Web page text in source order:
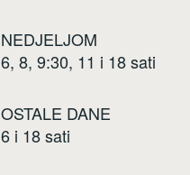
NEDJELJOM
6, 8, 9:30, 11 i 18 sati
OSTALE DANE
6 i 18 sati